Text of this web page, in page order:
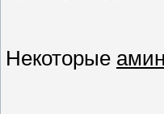
Некоторые